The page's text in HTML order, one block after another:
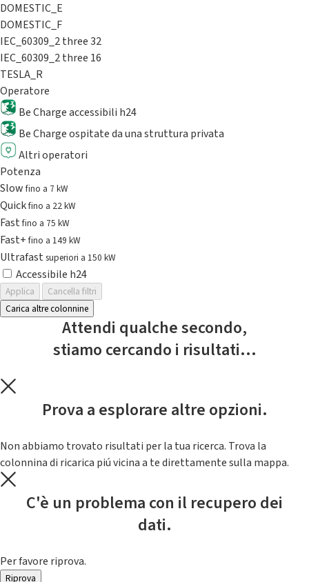
DOMESTIC_E
DOMESTIC_F
IEC_60309_2 three 32
IEC_60309_2 three 16
TESLA_R
Operatore
Be Charge accessibili h24
Be Charge ospitate da una struttura privata
Altri operatori
Potenza
Slowfino a 7 kW
Quickfino a 22 kW
Fastfino a 75 kW
Fast+fino a 149 kW
Ultrafast superiori a 150 kW
Accessibile h24
Applica
Cancella filtri
Carica altre colonnine
Attendi qualche secondo,
stiamo cercando i risultati...
Prova a esplorare altre opzioni.
Non abbiamo trovato risultati per la tua ricerca. Trova la
colonnina di ricarica piú vicina a te direttamente sulla mappa.
C'è un problema con il recupero dei
dati.
Per favore riprova.
Riprova